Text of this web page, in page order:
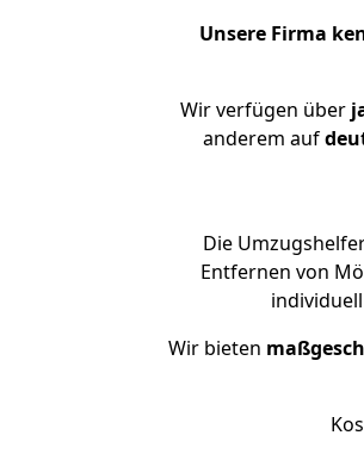
Unsere Firma
Wir verfügen über
anderem auf
Die
Entfernen von
Wir bieten